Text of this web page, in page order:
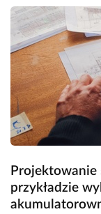
Projektowanie
przykładzie